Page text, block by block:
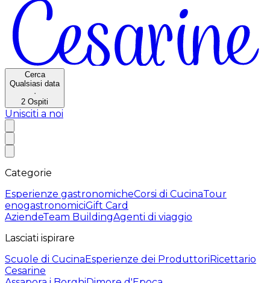
Cerca
Qualsiasi data
·
2 Ospiti
Unisciti a noi
Categorie
Esperienze gastronomicheCorsi di CucinaTour
enogastronomiciGift Card
AziendeTeam BuildingAgenti di viaggio
Lasciati ispirare
Scuole di CucinaEsperienze dei ProduttoriRicettario
Cesarine